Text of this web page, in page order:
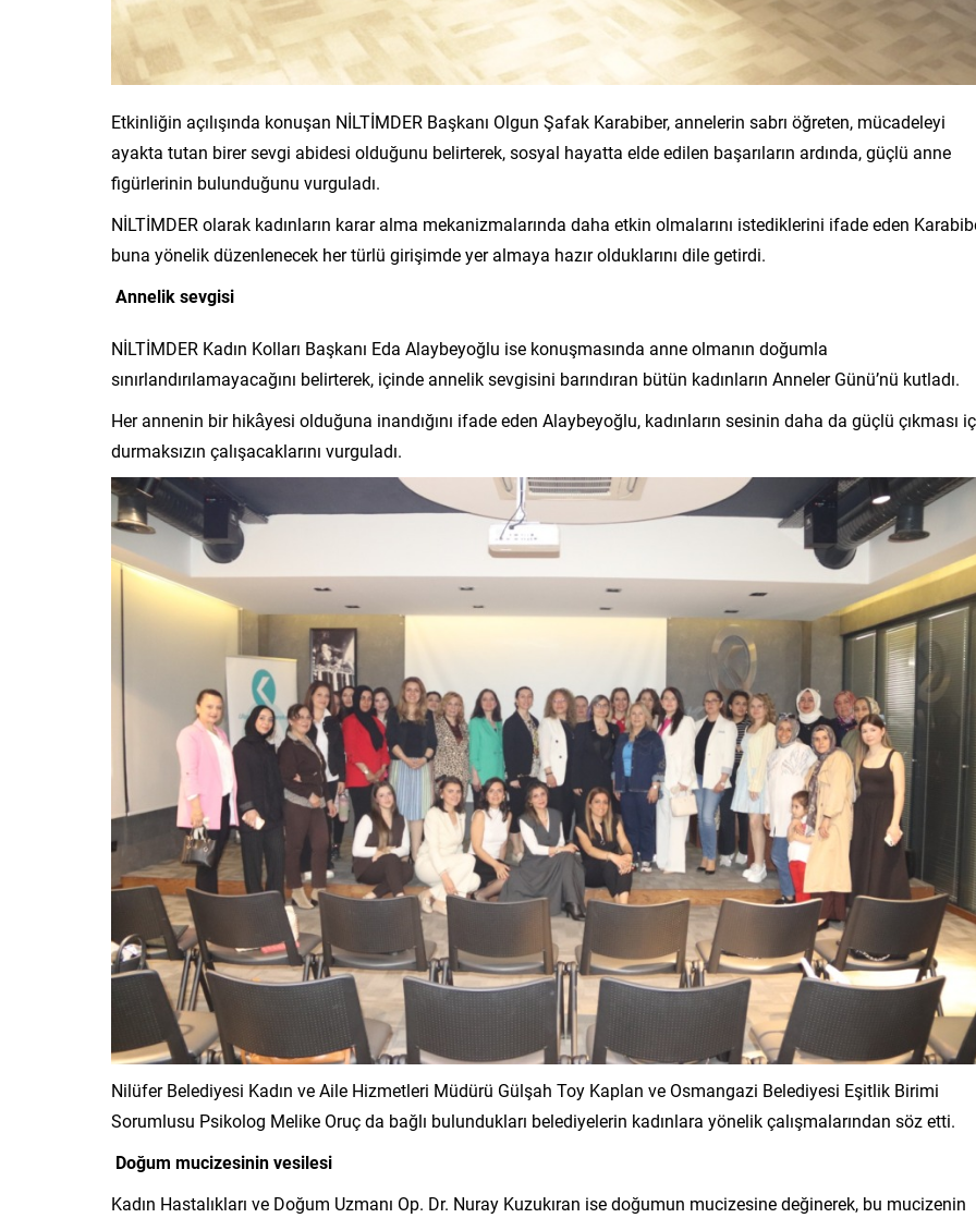
Etkinliğin açılışında konuşan NİLTİMDER Başkanı Olgun Şafak Karabiber, annelerin sabrı öğreten, mücadeleyi
ayakta tutan birer sevgi abidesi olduğunu belirterek, sosyal hayatta elde edilen başarıların ardında, güçlü anne
figürlerinin bulunduğunu vurguladı.
NİLTİMDER olarak kadınların karar alma mekanizmalarında daha etkin olmalarını istediklerini ifade eden
buna yönelik düzenlenecek her türlü girişimde yer almaya hazır olduklarını dile getirdi.
Annelik sevgisi
NİLTİMDER Kadın Kolları Başkanı Eda Alaybeyoğlu ise konuşmasında anne olmanın doğumla
sınırlandırılamayacağını belirterek, içinde annelik sevgisini barındıran bütün kadınların Anneler Günü’nü kutladı.
Her annenin bir hikâyesi olduğuna inandığını ifade eden Alaybeyoğlu, kadınların sesinin daha da güçlü çıkması
durmaksızın çalışacaklarını vurguladı.
Nilüfer Belediyesi Kadın ve Aile Hizmetleri Müdürü Gülşah Toy Kaplan ve Osmangazi Belediyesi Eşitlik Birimi
Sorumlusu Psikolog Melike Oruç da bağlı bulundukları belediyelerin kadınlara yönelik çalışmalarından söz etti.
Doğum mucizesinin vesilesi
Kadın Hastalıkları ve Doğum Uzmanı Op. Dr. Nuray Kuzukıran ise doğumun mucizesine değinerek, bu mucizenin